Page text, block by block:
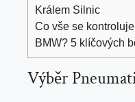
Králem Silnic
Co vše se
BMW? 5 klíčových
Výběr